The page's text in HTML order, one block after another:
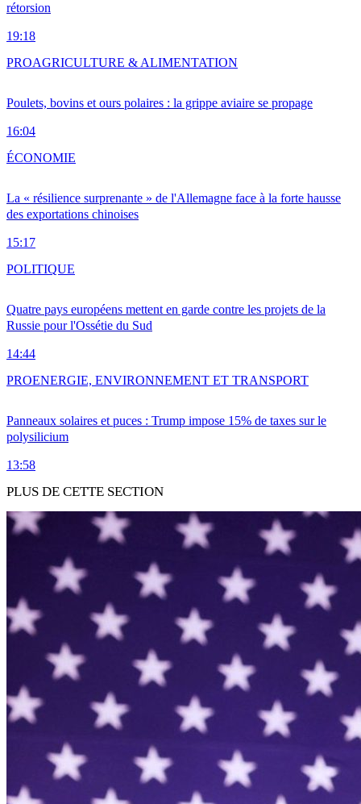
rétorsion
19:18
Poulets, bovins et ours polaires : la grippe aviaire se propage
16:04
PROAGRICULTURE & ALIMENTATION
La « résilience surprenante » de l'Allemagne face à la forte hausse
des exportations chinoises
15:17
ÉCONOMIE
Quatre pays européens mettent en garde contre les projets de la
Russie pour l'Ossétie du Sud
14:44
POLITIQUE
Panneaux solaires et puces : Trump impose 15% de taxes sur le
polysilicium
13:58
PROENERGIE, ENVIRONNEMENT ET TRANSPORT
PLUS DE CETTE SECTION